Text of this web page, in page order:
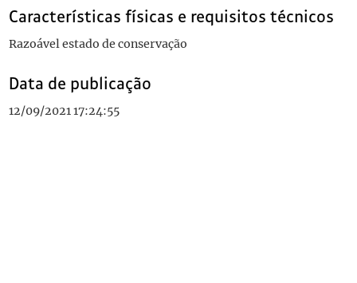
Características físicas e requisitos técnicos
Razoável estado de conservação
Data de publicação
12/09/2021 17:24:55